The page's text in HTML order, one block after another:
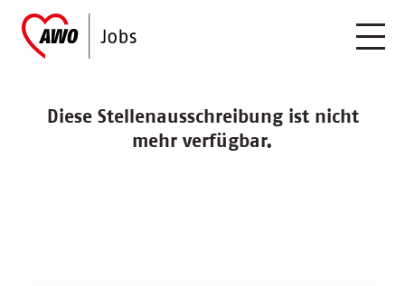
Diese Stellenausschreibung ist nicht
mehr verfügbar.